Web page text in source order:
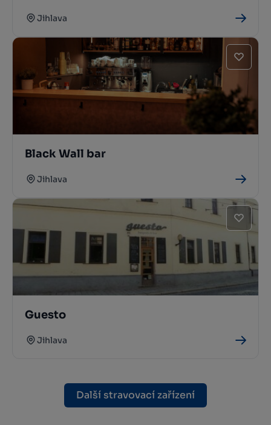
Jihlava
Black Wall bar
Jihlava
Guesto
Jihlava
Další stravovací zařízení